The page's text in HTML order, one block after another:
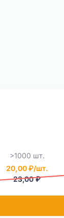
>1000 шт.
20,00 ₽/шт.
23,00 ₽